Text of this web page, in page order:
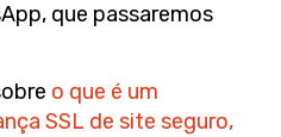
que passaremos
o que é um
SSL de site seguro,